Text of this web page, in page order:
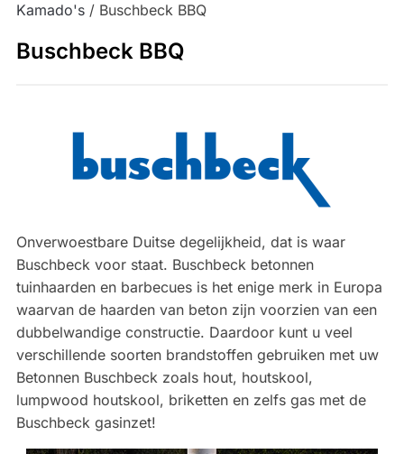
Kamado's/ Buschbeck BBQ
Buschbeck BBQ
Onverwoestbare Duitse degelijkheid, dat is waar
Buschbeck voor staat. Buschbeck betonnen
tuinhaarden en barbecues is het enige merk in Europa
waarvan de haarden van beton zijn voorzien van een
dubbelwandige constructie. Daardoor kunt u veel
verschillende soorten brandstoffen gebruiken met uw
Betonnen Buschbeck zoals hout, houtskool,
lumpwood houtskool, briketten en zelfs gas met de
Buschbeck gasinzet!